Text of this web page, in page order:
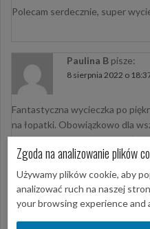
Polecam serdecznie, super
Paulina B pisze:
8 sierpnia 2022 o
Fantastyczna wycieczka po
na łopatki. Obowiązkowo dla
Pan przewodnik Kais przemiły i
Polecamy!
Violetta Otok
Zgoda na analizowanie plików
Używamy plików cookie, aby
analizować ruch na naszej
your browsing experience and